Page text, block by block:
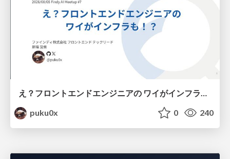
え？フロントエンドエンジニアの ワイがインフラも！？
puku0x
0 240